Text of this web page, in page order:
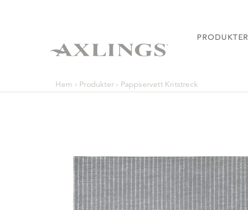
PRODUKTER
Hem › Produkter › Pappservett Kritstreck